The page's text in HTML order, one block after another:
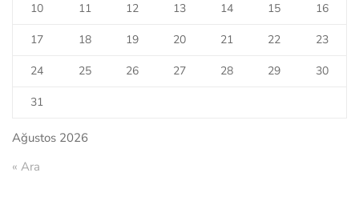
Ağustos 2026
10 11 12 13 14 15 16
17 18 19 20 21 22 23
24 25 26 27 28 29 30
31
« Ara